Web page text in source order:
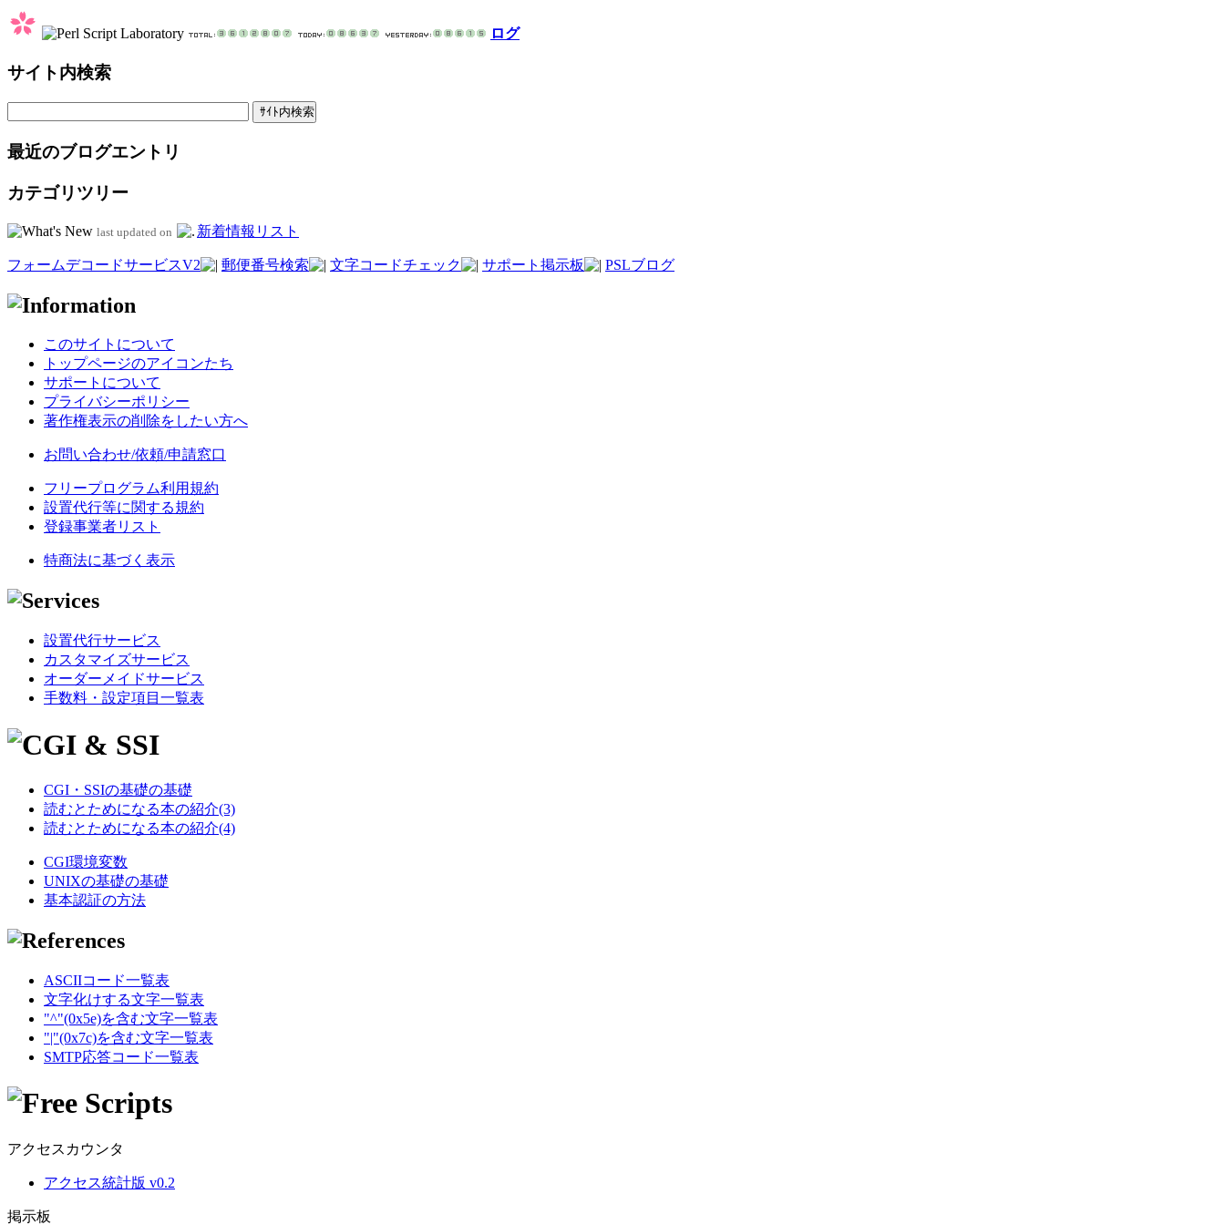
ログ
サイト内検索
最近のブログエントリ
カテゴリツリー
last updated on 新着情報リスト
フォームデコードサービスV2 郵便番号検索 文字コードチェック サポート掲示板 PSLブログ
このサイトについて
トップページのアイコンたち
サポートについて
プライバシーポリシー
著作権表示の削除をしたい方へ
お問い合わせ/依頼/申請窓口
フリープログラム利用規約
設置代行等に関する規約
登録事業者リスト
特商法に基づく表示
設置代行サービス
カスタマイズサービス
オーダーメイドサービス
手数料・設定項目一覧表
CGI・SSIの基礎の基礎
読むとためになる本の紹介(3)
読むとためになる本の紹介(4)
CGI環境変数
UNIXの基礎の基礎
基本認証の方法
ASCIIコード一覧表
文字化けする文字一覧表
"^"(0x5e)を含む文字一覧表
"|"(0x7c)を含む文字一覧表
SMTP応答コード一覧表
アクセスカウンタ
アクセス統計版 v0.2
掲示板